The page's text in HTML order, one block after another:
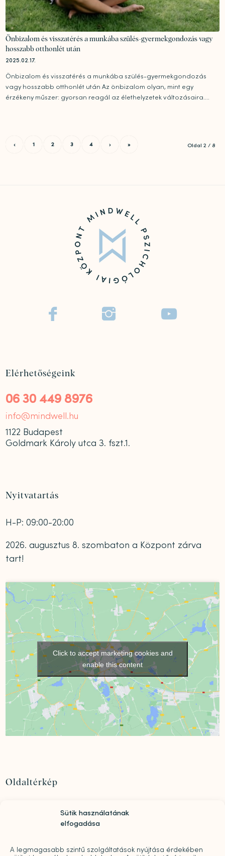
Sütik használatának
elfogadása
A legmagasabb szintű szolgáltatások nyújtása érdekében
Önbizalom és visszatérés a munkába szülés-gyermekgondozás vagy
hosszabb otthonlét után
2025.02.17.
Önbizalom és visszatérés a munkába szülés-gyermekgondozás
vagy hosszabb otthonlét után Az önbizalom olyan, mint egy
érzékeny műszer: gyorsan reagál az élethelyzetek változásaira....
Oldal 2 / 8
‹ 1 2 3 4 › »
  
Elérhetőségeink
06 30 449 8976
info@mindwell.hu
1122 Budapest
Goldmark Károly utca 3. fszt.1.
Nyitvatartás
H-P: 09:00-20:00
2026. augusztus 8. szombaton a Központ zárva
tart!
Click to accept marketing cookies and
enable this content
Oldaltérkép
Szolgáltatások
díjazására